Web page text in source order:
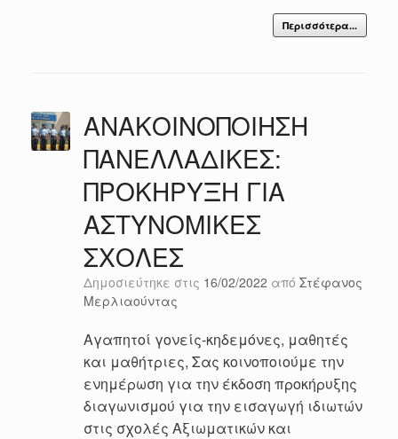
Περισσότερα...
ΑΝΑΚΟΙΝΟΠΟΙΗΣΗ
ΠΑΝΕΛΛΑΔΙΚΕΣ:
ΠΡΟΚΗΡΥΞΗ ΓΙΑ
ΑΣΤΥΝΟΜΙΚΕΣ
ΣΧΟΛΕΣ
Δημοσιεύτηκε στις 16/02/2022 από Στέφανος
Μερλιαούντας
Αγαπητοί γονείς-κηδεμόνες, μαθητές
και μαθήτριες, Σας κοινοποιούμε την
ενημέρωση για την έκδοση προκήρυξης
διαγωνισμού για την εισαγωγή ιδιωτών
στις σχολές Αξιωματικών και